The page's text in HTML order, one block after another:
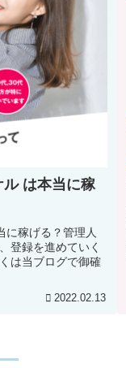
は本当に稼
に稼げる？管理人
登録を進めていく
は当ブログで御確
2022.02.13